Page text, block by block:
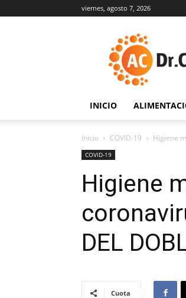
viernes, agosto 7, 2026
INICIO
Inicio COVID-19 Higiene
COVID-19
Higiene
DEL
Cuota